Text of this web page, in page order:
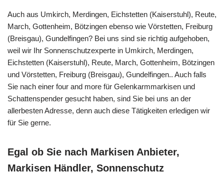
Auch aus Umkirch, Merdingen, Eichstetten (Kaiserstuhl), Reute,
March, Gottenheim, Bötzingen ebenso wie Vörstetten, Freiburg
(Breisgau), Gundelfingen? Bei uns sind sie richtig aufgehoben,
weil wir Ihr Sonnenschutzexperte in Umkirch, Merdingen,
Eichstetten (Kaiserstuhl), Reute, March, Gottenheim, Bötzingen
und Vörstetten, Freiburg (Breisgau), Gundelfingen.. Auch falls
Sie nach einer four and more für Gelenkarmmarkisen und
Schattenspender gesucht haben, sind Sie bei uns an der
allerbesten Adresse, denn auch diese Tätigkeiten erledigen wir
für Sie gerne.
Egal ob Sie nach Markisen Anbieter,
Markisen Händler, Sonnenschutz